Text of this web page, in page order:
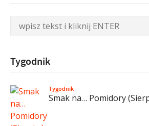
Tygodnik
Tygodnik
Smak na… Pomidory